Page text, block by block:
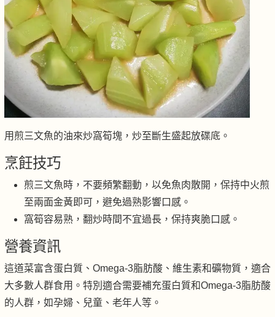
用煎三文魚的油來炒窩筍塊，炒至斷生盛起放碟底。
烹飪技巧
煎三文魚時，不要頻繁翻動，以免魚肉散開，保持中火煎
至兩面金黃即可，避免過熟影響口感。
窩筍容易熟，翻炒時間不宜過長，保持爽脆口感。
營養資訊
這道菜富含蛋白質、Omega-3脂肪酸、維生素和礦物質，適合
大多數人群食用。特別適合需要補充蛋白質和Omega-3脂肪酸
的人群，如孕婦、兒童、老年人等。